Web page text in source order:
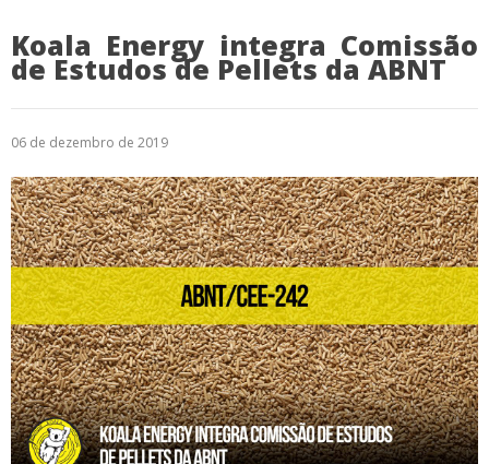
Koala Energy integra Comissão
de Estudos de Pellets da ABNT
06 de dezembro de 2019
Indicações de uso
Atendimento
Blog
Denúncias
Relatório Transparência
Trabalhe Conosco